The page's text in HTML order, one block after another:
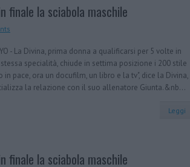
finale la sciabola maschile
- La Divina, prima donna a qualificarsi per 5 volte in
specialità, chiude in settima posizione i 200 stile
in pace, ora un docufilm, un libro e la tv", dice la Divina,
la relazione con il suo allenatore Giunta.&nb...
Leggi
finale la sciabola maschile